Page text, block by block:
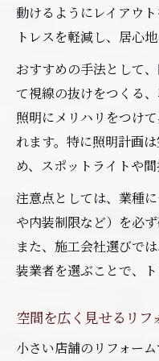
動けるようにレイアウ
トレスを軽減し、居心
おすすめの手法として
て視線の抜けをつくる
照明にメリハリをつけ
れます。特に照明計画
め、スポットライトや
注意点としては、業種
や内装制限など）を必
また、施工会社選びで
装業者を選ぶことで、ト
空間を広く見せるリフ
小さい店舗のリフォー